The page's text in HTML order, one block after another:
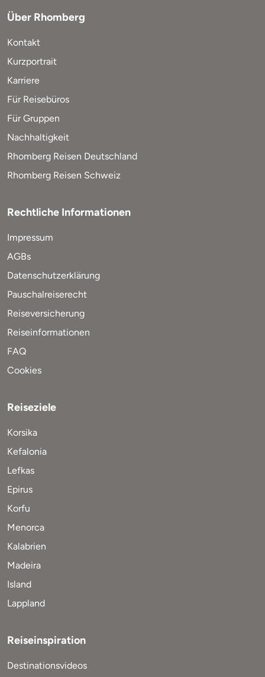
Über Rhomberg
Kontakt
Kurzportrait
Karriere
Für Reisebüros
Für Gruppen
Nachhaltigkeit
Rhomberg Reisen Deutschland
Rhomberg Reisen Schweiz
Rechtliche Informationen
Impressum
AGBs
Datenschutzerklärung
Pauschalreiserecht
Reiseversicherung
Reiseinformationen
FAQ
Cookies
Reiseziele
Korsika
Kefalonia
Lefkas
Epirus
Korfu
Menorca
Kalabrien
Madeira
Island
Lappland
Reiseinspiration
Destinationsvideos